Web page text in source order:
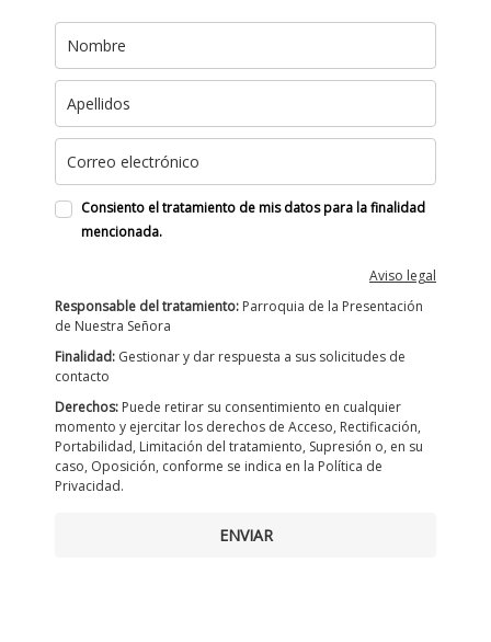
Consiento el tratamiento de mis datos para la finalidad
mencionada.
Aviso legal
Responsable del tratamiento: Parroquia de la Presentación
de Nuestra Señora
Finalidad: Gestionar y dar respuesta a sus solicitudes de
contacto
Derechos: Puede retirar su consentimiento en cualquier
momento y ejercitar los derechos de Acceso, Rectificación,
Portabilidad, Limitación del tratamiento, Supresión o, en su
caso, Oposición, conforme se indica en la Política de
Privacidad.
ENVIAR